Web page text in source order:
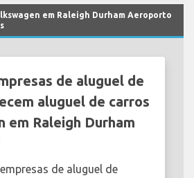
em Raleigh Durham Aeroporto
de aluguel de
aluguel de carros
em Raleigh Durham
de aluguel de